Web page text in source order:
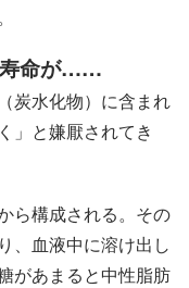
寿命が……
炭水化物）に含まれ
」と嫌厭されてき
ら構成される。その
、血液中に溶け出し
があまると中性脂肪